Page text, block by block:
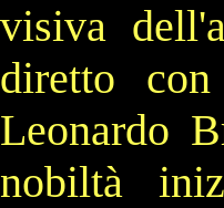
visiva dell'
diretto
Leonardo
nobiltà